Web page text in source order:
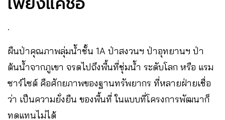
.
ผืนป่าคุณภาพลุ่มน้ำชั้น 1A ป่าสงวนฯ ป่าอุทยานฯ ป่า
ต้นน้ำจากภูเขา จรดไปถึงพื้นที่ชุ่มน้ำ ระดับโลก หรือ แรม
ซาร์ไซต์ คือศักยภาพของฐานทรัพยากร ที่หลายฝ่ายเชื่อ
ว่า เป็นความยั่งยืน ของพื้นที่ ในแบบที่โครงการพัฒนาก็
ทดแทนไม่ได้